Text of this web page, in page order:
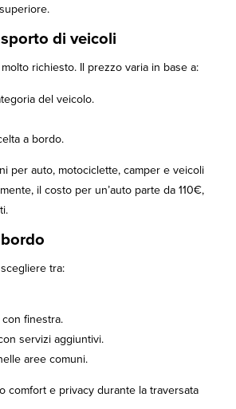
di veicoli
richiesto. Il prezzo varia in base a:
del veicolo.
a bordo.
per auto, motociclette, camper e veicoli
il costo per un’auto parte da 110€,
tra:
finestra.
servizi aggiuntivi.
aree comuni.
comfort e privacy durante la traversata